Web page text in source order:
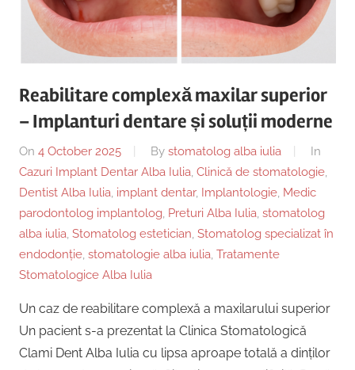
Reabilitare complexă maxilar superior
– Implanturi dentare și soluții moderne
On 4 October 2025 By stomatolog alba iulia
In
Cazuri Implant Dentar Alba Iulia, Clinică de stomatologie,
Dentist Alba Iulia, implant dentar, Implantologie, Medic
parodontolog implantolog, Preturi Alba Iulia, stomatolog
alba iulia, Stomatolog estetician, Stomatolog specializat în
endodonție, stomatologie alba iulia, Tratamente
Stomatologice Alba Iulia
Un caz de reabilitare complexă a maxilarului superior
Un pacient s-a prezentat la Clinica Stomatologică
Clami Dent Alba Iulia cu lipsa aproape totală a dinților